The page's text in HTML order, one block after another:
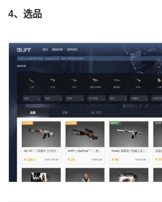
4、选品